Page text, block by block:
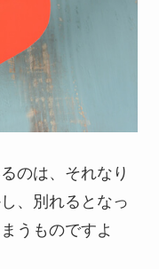
のは、それなり
、別れるとなっ
うものですよ